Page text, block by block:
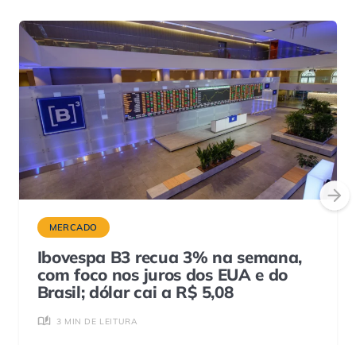
MERCADO
Ibovespa B3 recua 3% na semana,
com foco nos juros dos EUA e do
Brasil; dólar cai a R$ 5,08
3 MIN DE LEITURA